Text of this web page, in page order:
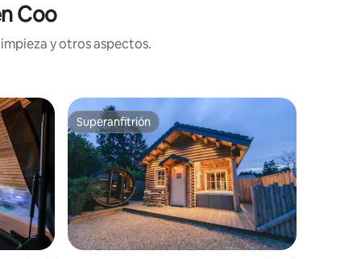
Coo
y otros aspectos.
Superanfitrión
Superanfitrión